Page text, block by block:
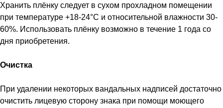
Хранить плёнку следует в сухом прохладном помещении
при температуре +18-24°С и относительной влажности 30-
60%. Использовать плёнку возможно в течение 1 года со
дня приобретения.
Очистка
При удалении некоторых вандальных надписей достаточно
очистить лицевую сторону знака при помощи моющего